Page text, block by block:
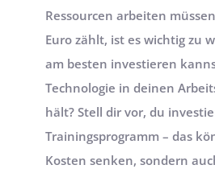
Ressourcen arbeiten
Euro zählt, ist es wichtig zu
am besten investieren
Technologie in deinen
hält? Stell dir vor, du
Trainingsprogramm – das
Kosten senken, sondern